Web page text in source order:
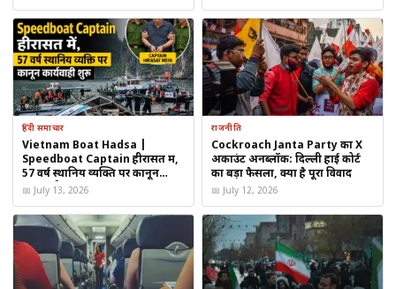
हिंदी समाचार
Vietnam Boat Hadsa |
Speedboat Captain हीरासत में,
57 वर्ष स्थानिय व्यक्ति पर कानून
कार्यवाही शुरू
📅 July 13, 2026
राजनीति
Cockroach Janta Party का X
अकाउंट अनब्लॉक: दिल्ली हाई कोर्ट
का बड़ा फैसला, क्या है पूरा विवाद
📅 July 12, 2026